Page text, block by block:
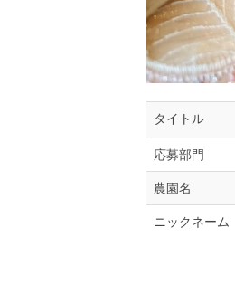
タイトル
応募部門
農園名
ニックネーム